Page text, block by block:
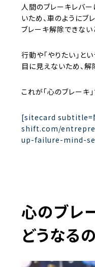
人間のブレーキレバ
いため、車のように
ブレーキ解除できない
行動や「やりたい」と
目に見えないため、解
これが「心のブレーキ」
[sitecard subtitle=
shift.com/
up-failure-mind-
心のブレ
どうなる